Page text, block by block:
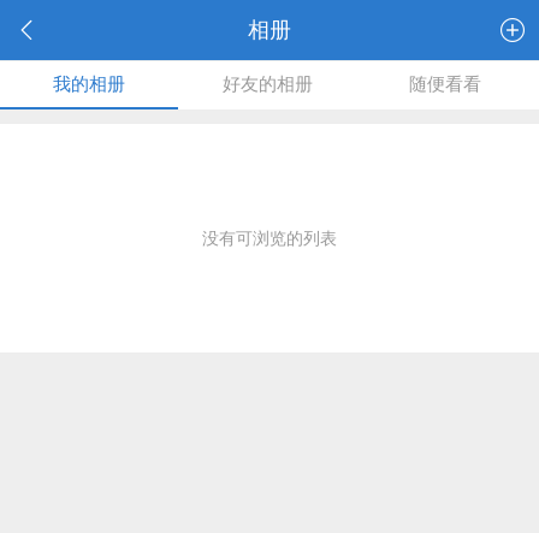
相册
我的相册 好友的相册 随便看看
没有可浏览的列表